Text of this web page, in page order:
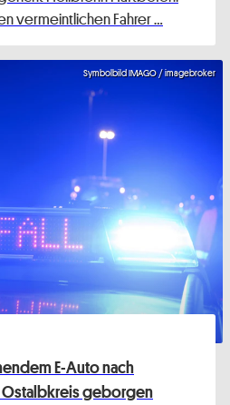
vermeintlichen Fahrer …
Symbolbild IMAGO / imagebroker
E-Auto nach
Ostalbkreis geborgen